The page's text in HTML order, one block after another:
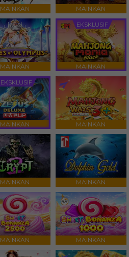
MAINKAN MAINKAN
MAINKAN
EKSKLUSIF
MAINKAN
EKSKLUSIF
MAINKAN MAINKAN
MAINKAN MAINKAN
MAINKAN MAINKAN